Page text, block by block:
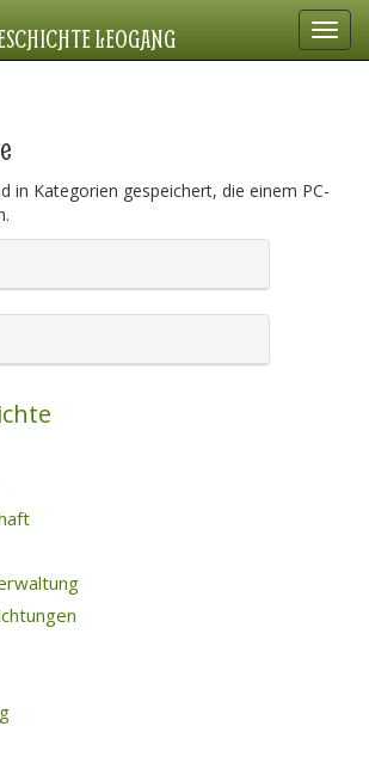
LEOGANG
in Kategorien gespeichert, die einem PC-